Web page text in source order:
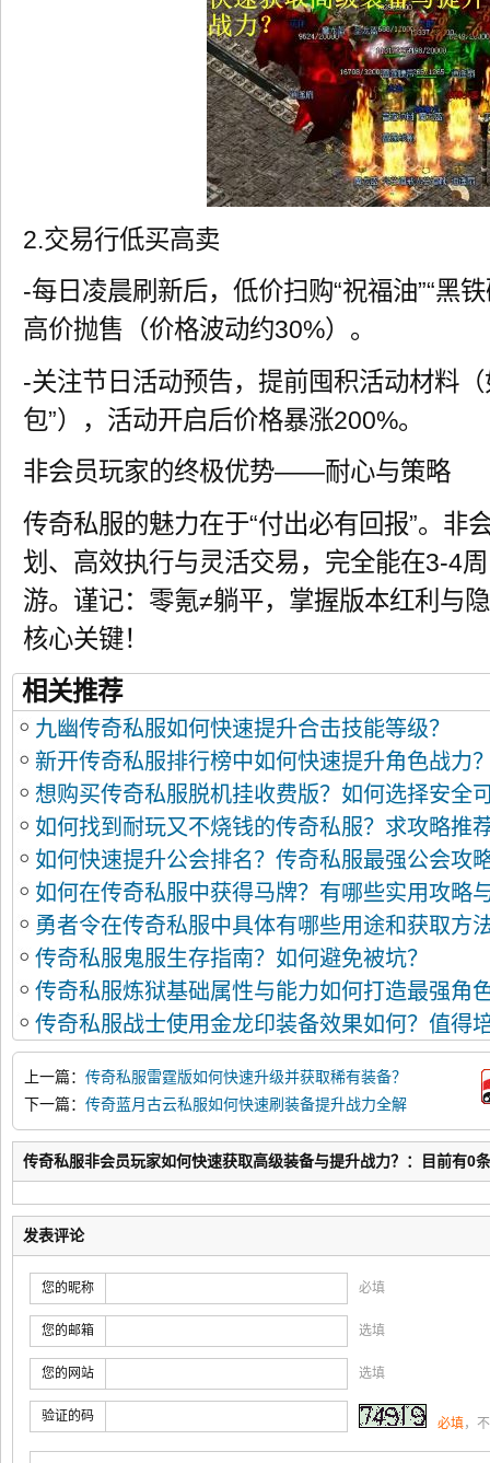
2.交易行低买高卖
-每日凌晨刷新后，低价扫购“祝福油”“黑
高价抛售（价格波动约30%）。
-关注节日活动预告，提前囤积活动材料
包”），活动开启后价格暴涨200%。
非会员玩家的终极优势——耐心与策略
传奇私服的魅力在于“付出必有回报”。非
划、高效执行与灵活交易，完全能在3-4
游。谨记：零氪≠躺平，掌握版本红利与
核心关键！
相关推荐
九幽传奇私服如何快速提升合击技能等级？
新开传奇私服排行榜中如何快速提升角色战力
想购买传奇私服脱机挂收费版？如何选择安全
如何找到耐玩又不烧钱的传奇私服？求攻略推
如何快速提升公会排名？传奇私服最强公会攻
如何在传奇私服中获得马牌？有哪些实用攻略
勇者令在传奇私服中具体有哪些用途和获取方
传奇私服鬼服生存指南？如何避免被坑？
传奇私服炼狱基础属性与能力如何打造最强角
传奇私服战士使用金龙印装备效果如何？值得
上一篇： 传奇私服雷霆版如何快速升级并获取稀有装备？
下一篇： 传奇蓝月古云私服如何快速刷装备提升战力全解
析？
传奇私服非会员玩家如何快速获取高级装备与提升战力？：目前有0
发表评论
您的昵称 必填
您的邮箱 选填
您的网站 选填
验证的码 必填，